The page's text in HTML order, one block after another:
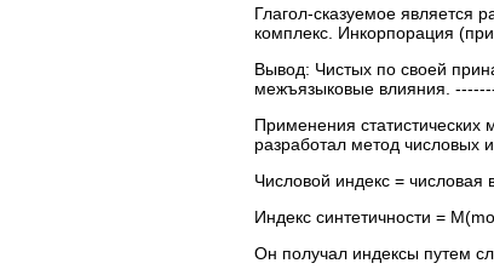
Глагол-сказуемое является
комплекс. Инкорпорация
Вывод: Чистых по своей
межъязыковые влияния.
Применения статистических
разработал метод числовых
Числовой индекс = числовая
Индекс синтетичности =
Он получал индексы путем